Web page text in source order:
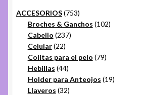
ACCESORIOS 753753
productos
Broches & Ganchos 102102
Cabello 237237
Celular 2222
productos
Colitas para el pelo 7979
Hebillas 4444
productos
Holder para Anteojos 1919
Llaveros 3232